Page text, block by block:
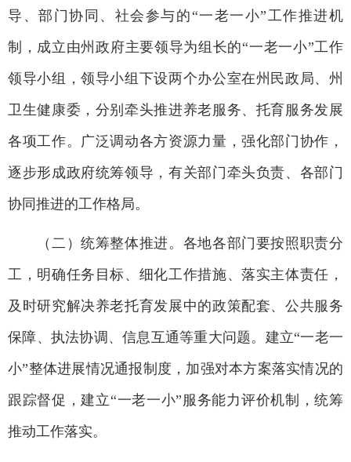
导、部门协同、社会参与的“一老一小”工作推进机
制，成立由州政府主要领导为组长的“一老一小”工作
领导小组，领导小组下设两个办公室在州民政局、州
卫生健康委，分别牵头推进养老服务、托育服务发展
各项工作。广泛调动各方资源力量，强化部门协作，
逐步形成政府统筹领导，有关部门牵头负责、各部门
协同推进的工作格局。
（二）统筹整体推进。各地各部门要按照职责分
工，明确任务目标、细化工作措施、落实主体责任，
及时研究解决养老托育发展中的政策配套、公共服务
保障、执法协调、信息互通等重大问题。建立“一老一
小”整体进展情况通报制度，加强对本方案落实情况的
跟踪督促，建立“一老一小”服务能力评价机制，统筹
推动工作落实。